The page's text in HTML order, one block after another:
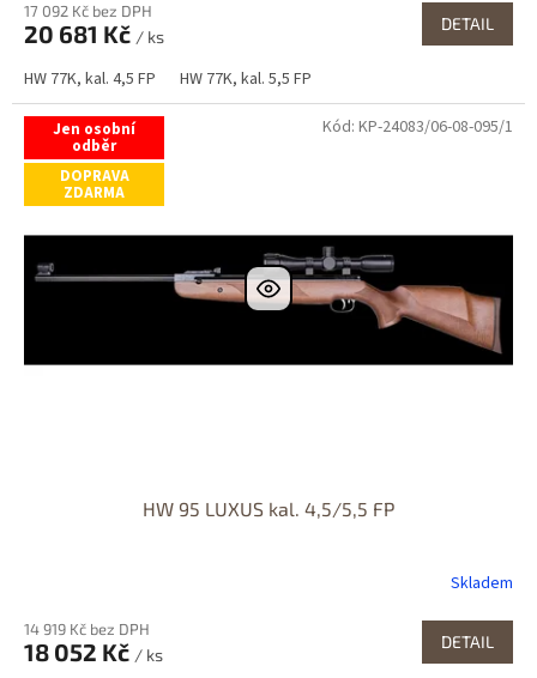
17 092 Kč bez DPH
20 681 Kč / ks
DETAIL
HW 77K, kal. 4,5 FP HW 77K, kal. 5,5 FP
Jen osobní
odběr
DOPRAVA
ZDARMA
HW 95 LUXUS kal. 4,5/5,5 FP
Skladem
14 919 Kč bez DPH
18 052 Kč / ks
DETAIL
Kód: KP-24083/06-08-095/1